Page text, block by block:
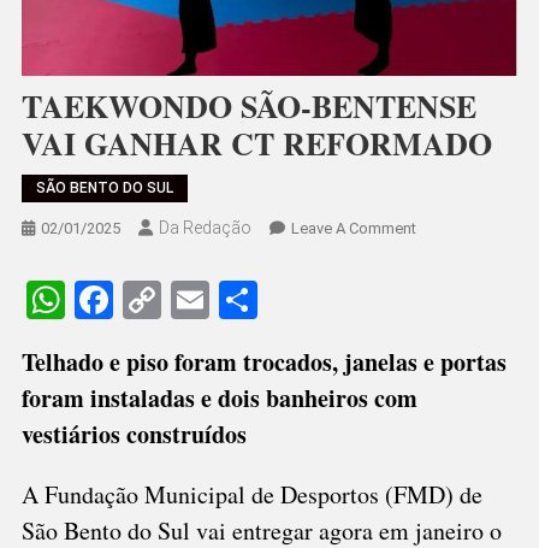
TAEKWONDO SÃO-BENTENSE
VAI GANHAR CT REFORMADO
SÃO BENTO DO SUL
02/01/2025 Da Redação Leave A CommentOn
GANHAR
CT
WhatsApp
Facebook
CopyEmailShare
Telhado e piso foram trocados, janelas e portas
foram instaladas e dois banheiros com
vestiários construídos
A Fundação Municipal de Desportos (FMD) de
São Bento do Sul vai entregar agora em janeiro o